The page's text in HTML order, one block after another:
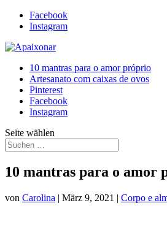
Facebook
Instagram
10 mantras para o amor próprio
Artesanato com caixas de ovos
Pinterest
Facebook
Instagram
Seite wählen
10 mantras para o amor
von Carolina | März 9, 2021 | Corpo e